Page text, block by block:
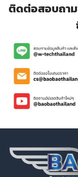
ติดต่อสอบถาม